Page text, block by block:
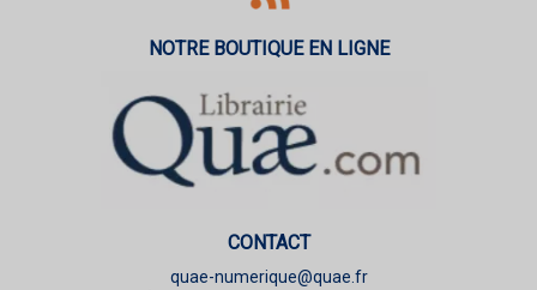
NOTRE BOUTIQUE EN LIGNE
CONTACT
quae-numerique@quae.fr